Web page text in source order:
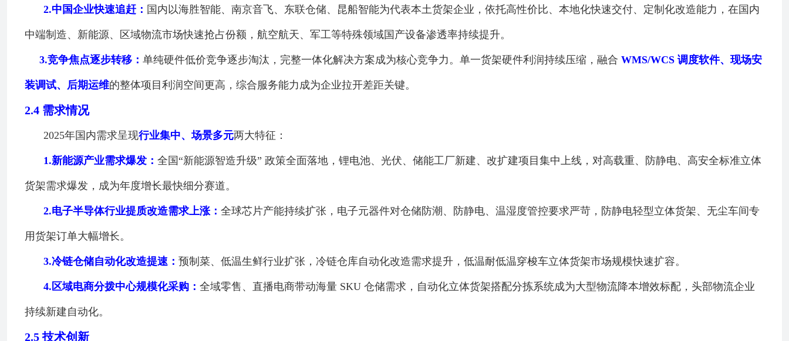
2.中国企业快速追赶： 国内以海胜智能、南京音飞、东联仓储、昆船智能为代表本土货架企业，依托高性价比、本地化快速交付、定制化改造能力，在国内
中端制造、新能源、区域物流市场快速抢占份额，航空航天、军工等特殊领域国产设备渗透率持续提升。
3.竞争焦点逐步转移： 单纯硬件低价竞争逐步淘汰，完整一体化解决方案成为核心竞争力。单一货架硬件利润持续压缩，融合 WMS/WCS 调度软件、现场安
装调试、后期运维的整体项目利润空间更高，综合服务能力成为企业拉开差距关键。
2.4 需求情况
2025年国内需求呈现行业集中、场景多元两大特征：
1.新能源产业需求爆发： 全国“新能源智造升级” 政策全面落地，锂电池、光伏、储能工厂新建、改扩建项目集中上线，对高载重、防静电、高安全标准立体
货架需求爆发，成为年度增长最快细分赛道。
2.电子半导体行业提质改造需求上涨： 全球芯片产能持续扩张，电子元器件对仓储防潮、防静电、温湿度管控要求严苛，防静电轻型立体货架、无尘车间专
用货架订单大幅增长。
3.冷链仓储自动化改造提速： 预制菜、低温生鲜行业扩张，冷链仓库自动化改造需求提升，低温耐低温穿梭车立体货架市场规模快速扩容。
4. 区域电商分拨中心规模化采购： 全域零售、直播电商带动海量 SKU 仓储需求，自动化立体货架搭配分拣系统成为大型物流降本增效标配，头部物流企业
持续新建自动化。
2.5 技术创新